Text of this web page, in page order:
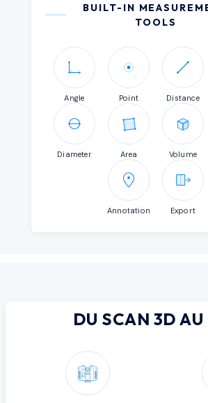
BUILT-IN
TOOLS
Angle Point Distance
Diameter Area Volume
Annotation Export
DU SCAN 3D AU